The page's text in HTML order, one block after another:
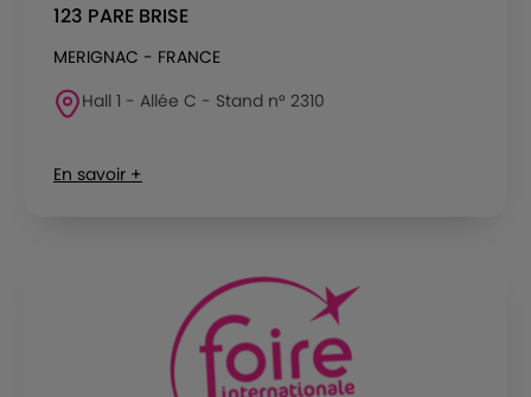
123 PARE BRISE
MERIGNAC - FRANCE
Hall 1 - Allée C - Stand n° 2310
En savoir +